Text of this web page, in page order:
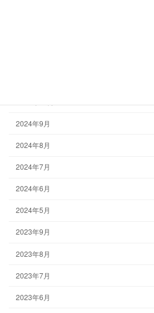
2024年9月
2024年8月
2024年7月
2024年6月
2024年5月
2023年9月
2023年8月
2023年7月
2023年6月